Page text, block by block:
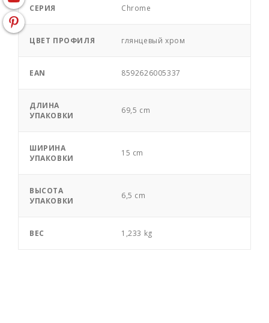
СЕРИЯ Chrome
ЦВЕТ ПРОФИЛЯ глянцевый хром
EAN 8592626005337
ДЛИНА
УПАКОВКИ
69,5 cm
ШИРИНА
УПАКОВКИ
15 cm
ВЫСОТА
УПАКОВКИ
6,5 cm
ВЕС 1,233 kg